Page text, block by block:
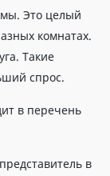
Это целый
комнатах.
Такие
спрос.
в перечень
в